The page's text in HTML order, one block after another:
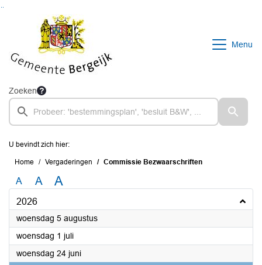
Ga naar de inhoud van deze pagina
Ga naar het zoeken
Menu
Zoeken
U bevindt zich hier:
Home Vergaderingen Commissie Bezwaarschriften
A A A
2026
woensdag 5 augustus2026
woensdag 1 juli2026
woensdag 24 juni2026